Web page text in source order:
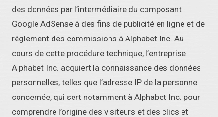
des données par l’intermédiaire du composant
Google AdSense à des fins de publicité en ligne et de
règlement des commissions à Alphabet Inc. Au
cours de cette procédure technique, l’entreprise
Alphabet Inc. acquiert la connaissance des données
personnelles, telles que l’adresse IP de la personne
concernée, qui sert notamment à Alphabet Inc. pour
comprendre l’origine des visiteurs et des clics et